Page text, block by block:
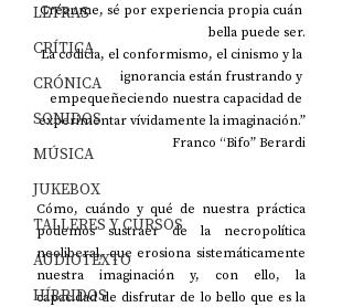
LETRAS
CRÍTICA
CRÓNICA
SONIDOS
MÚSICA
JUKEBOX
TALLERES Y CURSOS
AUDIOTEXTO
HÍBRIDOS
Créanme, sé por experiencia propia cuán
bella puede ser.
La codicia, el conformismo, el cinismo y la
ignorancia están frustrando y
empequeñeciendo nuestra capacidad de
experimentar vívidamente la imaginación.”
Franco “Bifo” Berardi
Cómo, cuándo y qué de nuestra práctica
podemos sustraer de la necropolítica
neoliberal, que erosiona sistemáticamente
nuestra imaginación y, con ello, la
capacidad de disfrutar de lo bello que es la